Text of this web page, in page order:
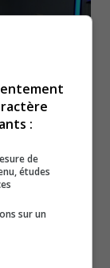
:
de
études
sur un